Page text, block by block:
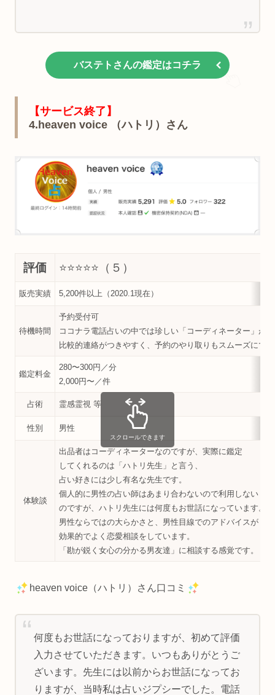
バステトさんの鑑定はコチラ
【サービス終了】
4.heaven voice （ハトリ）さん
評価 ⭐️⭐️⭐️⭐️⭐️（５）
販売実績 5,200件以上（2020.1現在）
待機時間
予約受付可
ココナラ電話占いの中では珍しい「コーディネーター」が
比較的連絡がつきやすく、予約のやり取りもスムーズにで
鑑定料金
280〜300円／分
2,000円〜／件
占術 霊感霊視 等
性別 男性
体験談
出品者はコーディネーターなのですが、実際に鑑定
してくれるのは「ハトリ先生」と言う、
占い好きには少し有名な先生です。
個人的に男性の占い師はあまり合わないので利用しない
のですが、ハトリ先生には何度もお世話になっています。
男性ならではの大らかさと、男性目線でのアドバイスが
効果的でよく恋愛相談をしています。
「勘が鋭く女心の分かる男友達」に相談する感覚です。
スクロールできます
heaven voice（ハトリ）さん口コミ
何度もお世話になっておりますが、初めて評価
入力させていただきます。いつもありがとうご
ざいます。先生には以前からお世話になってお
りますが、当時私は占いジプシーでした。電話